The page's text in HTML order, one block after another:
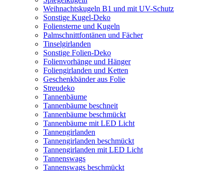
Weihnachtskugeln B1 und mit UV-Schutz
Sonstige Kugel-Deko
Foliensterne und Kugeln
Palmschnittfontänen und Fächer
Tinselgirlanden
Sonstige Folien-Deko
Folienvorhänge und Hänger
Foliengirlanden und Ketten
Geschenkbänder aus Folie
Streudeko
Tannenbäume
Tannenbäume beschneit
Tannenbäume beschmückt
Tannenbäume mit LED Licht
Tannengirlanden
Tannengirlanden beschmückt
Tannengirlanden mit LED Licht
Tannenswags
Tannenswags beschmückt